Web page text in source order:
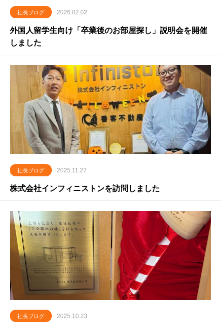
社長ブログ 2026.02.02
外国人留学生向け「卒業後のお部屋探し」説明会を開催
しました
社長ブログ 2025.11.27
株式会社インフィニストンを訪問しました
社長ブログ 2025.10.23